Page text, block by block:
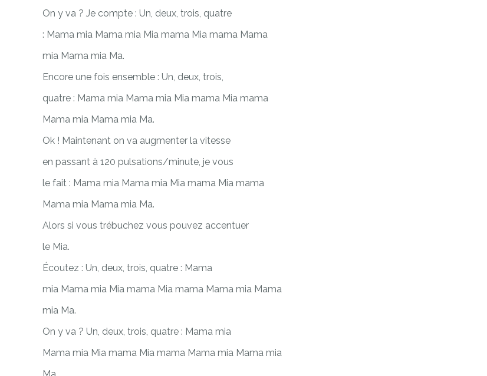
On y va ? Je compte : Un, deux, trois, quatre
: Mama mia Mama mia Mia mama Mia mama Mama
mia Mama mia Ma.
Encore une fois ensemble : Un, deux, trois,
quatre : Mama mia Mama mia Mia mama Mia mama
Mama mia Mama mia Ma.
Ok ! Maintenant on va augmenter la vitesse
en passant à 120 pulsations/minute, je vous
le fait : Mama mia Mama mia Mia mama Mia mama
Mama mia Mama mia Ma.
Alors si vous trébuchez vous pouvez accentuer
le Mia.
Écoutez : Un, deux, trois, quatre : Mama
mia Mama mia Mia mama Mia mama Mama mia Mama
mia Ma.
On y va ? Un, deux, trois, quatre : Mama mia
Mama mia Mia mama Mia mama Mama mia Mama mia
Ma.